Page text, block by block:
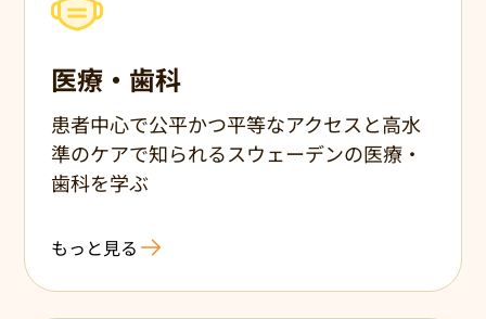
医療・歯科
患者中心で公平かつ平等なアクセスと高水
準のケアで知られるスウェーデンの医療・
歯科を学ぶ
もっと見る